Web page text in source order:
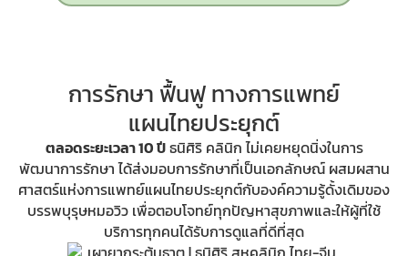
การรักษา ฟื้นฟู ทางการแพทย์
แผนไทยประยุกต์
ตลอดระยะเวลา 10 ปีธนิศิริ คลินิก ไม่เคยหยุดนิ่งในการ
พัฒนาการรักษา ได้ส่งมอบการรักษาที่เป็นเอกลักษณ์ ผสมผสาน
ศาสตร์แห่งการแพทย์แผนไทยประยุกต์กับองค์ความรู้ดั้งเดิมของ
บรรพบุรุษหมอวิว เพื่อตอบโจทย์ทุกปัญหาสุขภาพและให้ผู้ที่ใช้
บริการทุกคนได้รับการดูแลที่ดีที่สุด